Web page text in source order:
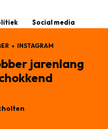
Social media
INSTAGRAM
jarenlang